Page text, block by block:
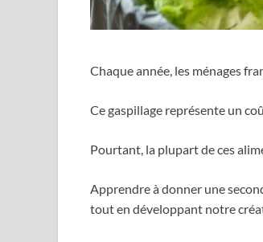
Chaque année, les ménages
Ce gaspillage représente un
Pourtant, la plupart de ces
Apprendre à donner une
tout en développant notre